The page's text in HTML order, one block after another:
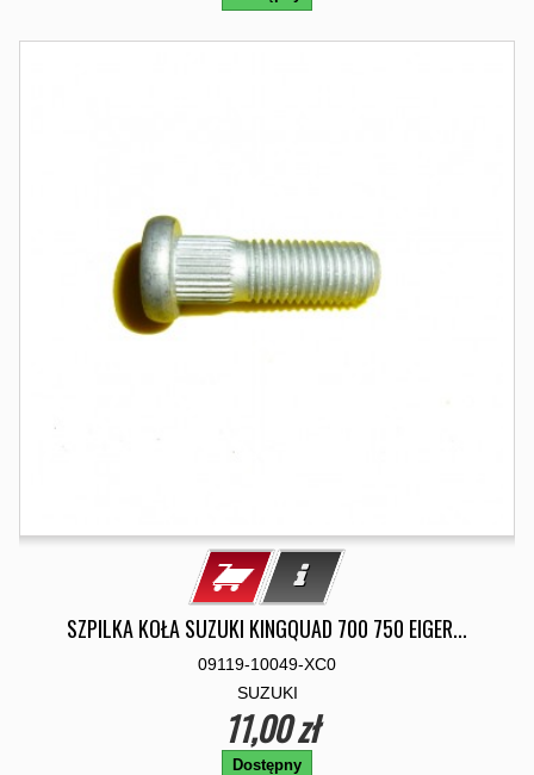
SZPILKA KOŁA SUZUKI KINGQUAD 700 750 EIGER...
09119-10049-XC0
SUZUKI
11,00 zł
Dostępny